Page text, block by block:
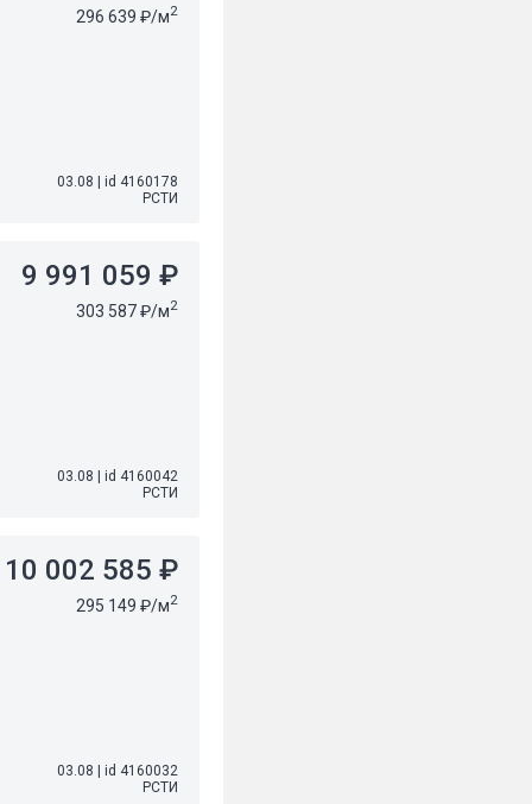
296 639 ₽/м2
03.08 | id 4160178
РСТИ
9 991 059 ₽
303 587 ₽/м2
03.08 | id 4160042
РСТИ
10 002 585 ₽
295 149 ₽/м2
03.08 | id 4160032
РСТИ